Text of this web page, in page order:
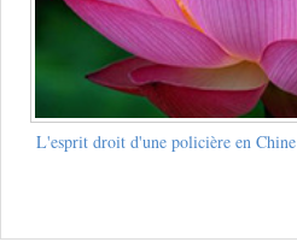
L'esprit droit d'une policière en Chine